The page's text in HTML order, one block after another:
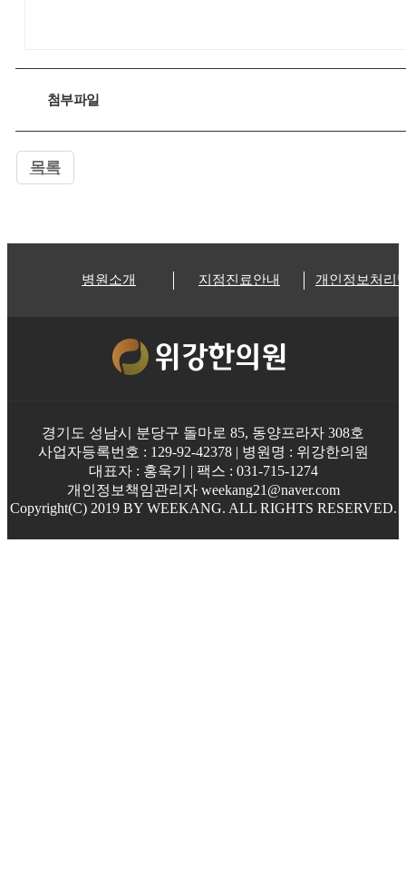
첨부파일
목록
병원소개 지점진료안내 개인정보처리
경기도 성남시 분당구 돌마로 85, 동양프라자 308호
사업자등록번호 : 129-92-42378 | 병원명 : 위강한의원
대표자 : 홍욱기 | 팩스 : 031-715-1274
개인정보책임관리자 weekang21@naver.com
Copyright(C) 2019 BY WEEKANG. ALL RIGHTS RESERVED.